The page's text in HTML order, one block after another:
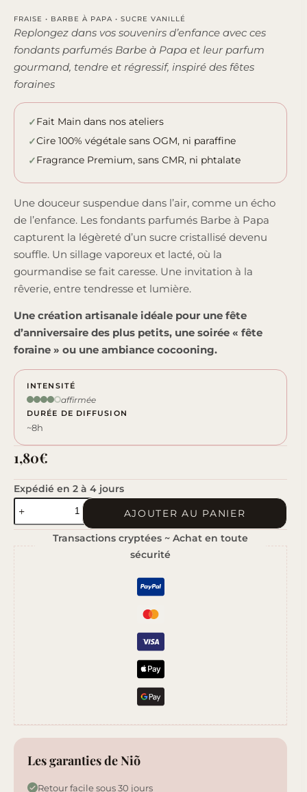
FRAISE • BARBE À PAPA • SUCRE VANILLÉ
Replongez dans vos souvenirs d’enfance avec ces
fondants parfumés Barbe à Papa et leur parfum
gourmand, tendre et régressif, inspiré des fêtes
foraines
Fait Main dans nos ateliers
Cire 100% végétale sans OGM, ni paraffine
Fragrance Premium, sans CMR, ni phtalate
Une douceur suspendue dans l’air, comme un écho
de l’enfance. Les fondants parfumés Barbe à Papa
capturent la légèreté d’un sucre cristallisé devenu
souffle. Un sillage vaporeux et lacté, où la
gourmandise se fait caresse. Une invitation à la
rêverie, entre tendresse et lumière.
Une création artisanale idéale pour une fête
d’anniversaire des plus petits, une soirée « fête
foraine » ou une ambiance cocooning.
INTENSITÉ
affirmée
DURÉE DE DIFFUSION
~8h
1,80€
Expédié en 2 à 4 jours
de
à
Papa
AJOUTER AU PANIER
Transactions cryptées ~ Achat en toute
sécurité
Les garanties de Niõ
Retour facile sous 30 jours